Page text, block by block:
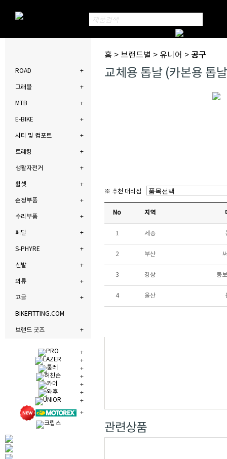
ROAD
그래블
MTB
E-BIKE
시티 및 컴포트
트레킹
생활자전거
휠셋
순정부품
수리부품
페달
S-PHYRE
신발
의류
고글
BIKEFITTING.COM
브랜드 굿즈
홈 > 브랜드별 > 유니어 > 공구
교체용 톱날 (카본용 톱
※ 추천 대리점
No 지역
1 세종
2 부산
3 경상 동
4 울산
관련상품